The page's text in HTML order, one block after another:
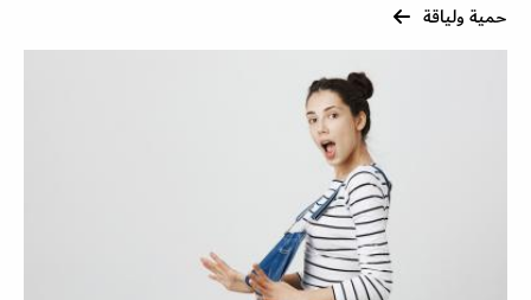
حمية ولياقة